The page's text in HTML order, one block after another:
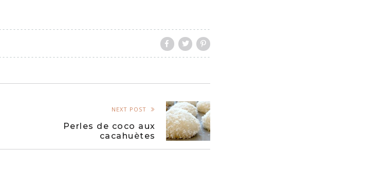
NEXT POST
Perles de coco aux
cacahuètes